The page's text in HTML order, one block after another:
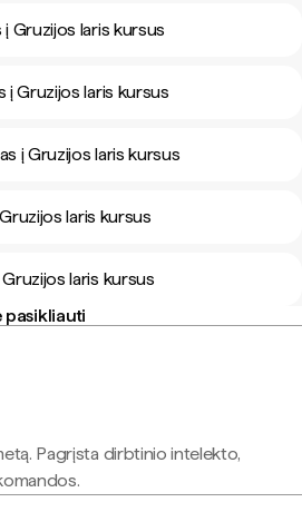
Gruzijos laris kursus
į Gruzijos laris kursus
į Gruzijos laris kursus
laris kursus
laris kursus
pasikliauti
Pagrįsta dirbtinio intelekto,